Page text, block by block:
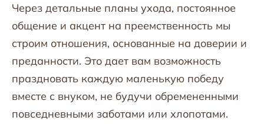
Через детальные планы ухода, постоянное
общение и акцент на преемственность мы
строим отношения, основанные на доверии и
преданности. Это дает вам возможность
праздновать каждую маленькую победу
вместе с внуком, не будучи обремененными
повседневными заботами или хлопотами.